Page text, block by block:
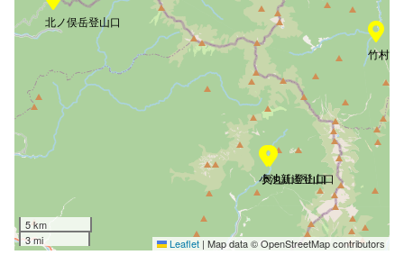
奥丸山登山口
竹村新
小池新道登山口
北ノ俣岳登山口
5 km
3 mi
Leaflet | Map data © OpenStreetMap contributors